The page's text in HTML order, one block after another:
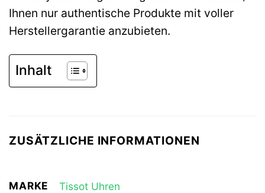
Ihnen nur authentische Produkte mit voller
Herstellergarantie anzubieten.
Inhalt
ZUSÄTZLICHE INFORMATIONEN
MARKE Tissot Uhren